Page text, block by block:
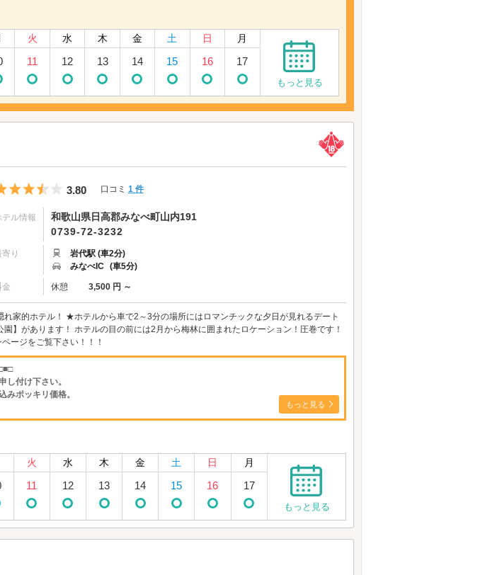
火 水 木 金 土 日 月
11 12 13 14 15 16 17
もっと見る
5つ星のうち3.5
3.80 口コミ 1 件
テル情報
和歌山県日高郡みなべ町山内191
0739-72-3232
寄り
岩代駅 (車2分)
みなべIC (車5分)
金 休憩 3,500 円 ～
家的ホテル！ ★ホテルから車で2～3分の場所にはロマンチックな夕日が見れるデート
】があります！ ホテルの目の前には2月から梅林に囲まれたロケーション！圧巻です！
ージをご覧下さい！！！
し付け下さい。
みポッキリ価格。
もっと見る
火 水 木 金 土 日 月
11 12 13 14 15 16 17
もっと見る